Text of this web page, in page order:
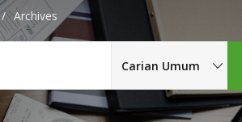
/ Archives